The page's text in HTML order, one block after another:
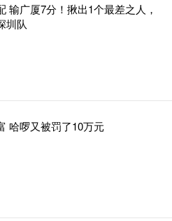
输广厦7分！揪出1个最差之人，
圳队
哈啰又被罚了10万元